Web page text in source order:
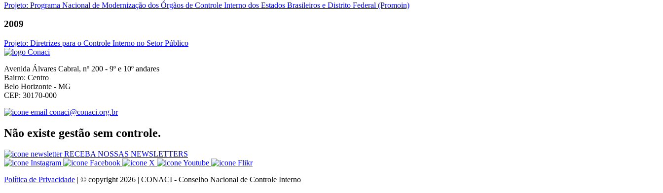
Projeto: Programa Nacional de Modernização dos Órgãos de Controle Interno dos Estados Brasileiros e Distrito Federal (Promoin)
2009
Projeto: Diretrizes para o Controle Interno no Setor Público
Avenida Álvares Cabral, nº 200 - 9º e 10º andares
Bairro: Centro
Belo Horizonte - MG
CEP: 30170-000
conaci@conaci.org.br
Não existe gestão sem controle.
RECEBA NOSSAS NEWSLETTERS
Política de Privacidade | © copyright 2026 | CONACI - Conselho Nacional de Controle Interno